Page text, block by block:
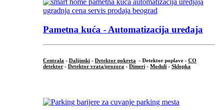
Pametna kuća - Automatizacija uređaja
Centrala - Daljinski - Detektor pokreta - Detektor poplave - CO
detektor - Detektor vrata/prozora - Dimeri - Moduli - Sklopka